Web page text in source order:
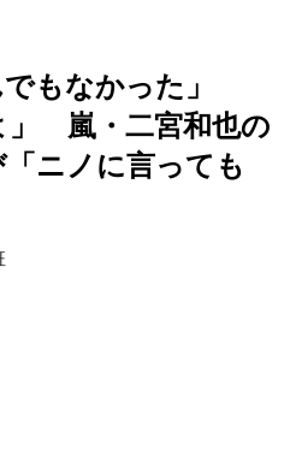
もなかった」
」 嵐・二宮和也の
ニノに言っても